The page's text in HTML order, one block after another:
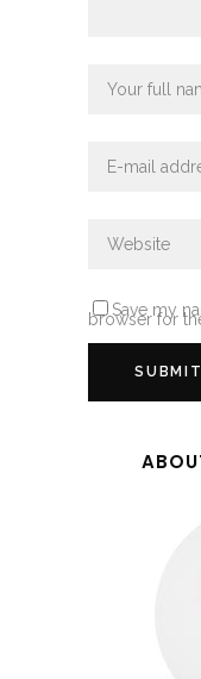
Save my
browser for